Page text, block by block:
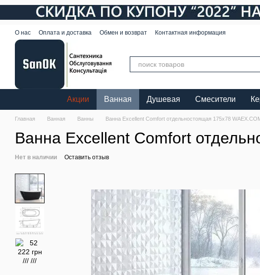
Перейти к основному контенту
О нас Оплата и доставка Обмен и возврат Контактная информация
Акции Ванная Душевая Смесители
Главная Ванная Ванны Ванна Excellent Comfort отдельностоящая 175x78
Ванна Excellent Comfort
Нет в наличии Оставить отзыв